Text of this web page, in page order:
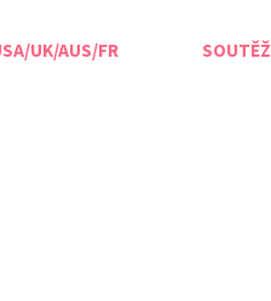
UK/AUS/FR SOUTĚŽ